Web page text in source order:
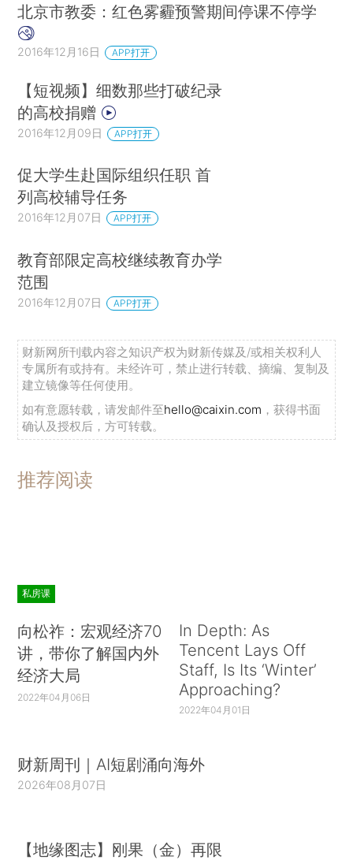
北京市教委：红色雾霾预警期间停课不停学
2016年12月16日 APP打开
【短视频】细数那些打破纪录
的高校捐赠
2016年12月09日 APP打开
促大学生赴国际组织任职 首
列高校辅导任务
2016年12月07日 APP打开
教育部限定高校继续教育办学
范围
2016年12月07日 APP打开
财新网所刊载内容之知识产权为财新传媒及/或相关权利人
专属所有或持有。未经许可，禁止进行转载、摘编、复制及
建立镜像等任何使用。
如有意愿转载，请发邮件至hello@caixin.com ，获得书面
确认及授权后，方可转载。
推荐阅读
私房课
向松祚：宏观经济70
讲，带你了解国内外
经济大局
2022年04月06日
In Depth: As
Tencent Lays Off
Staff, Is Its ‘Winter’
Approaching?
2022年04月01日
财新周刊｜AI短剧涌向海外
2026年08月07日
【地缘图志】刚果（金）再限